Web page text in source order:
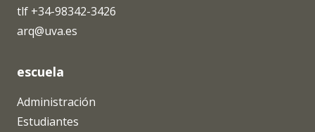
tlf +34-98342-3426
arq@uva.es
escuela
Administración
Estudiantes